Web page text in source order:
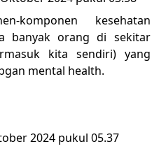
komponen kesehatan
banyak orang di sekitar
kita sendiri) yang
mental health.
2024 pukul 05.37